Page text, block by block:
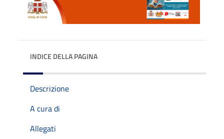
INDICE DELLA PAGINA
Descrizione
A cura di
Allegati